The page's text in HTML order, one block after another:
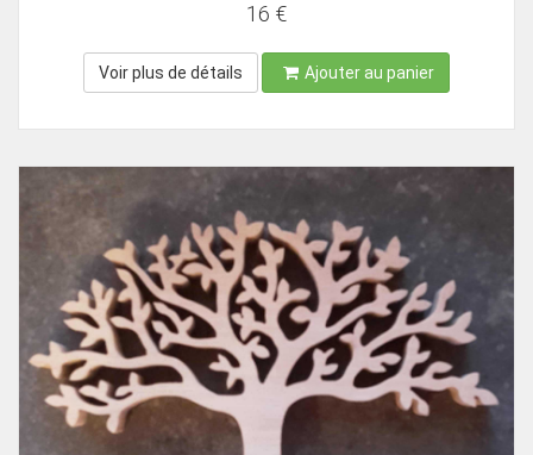
16 €
Voir plus de détails Ajouter au panier